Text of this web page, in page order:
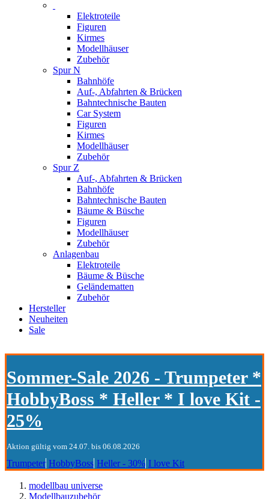
Elektroteile
Figuren
Kirmes
Modellhäuser
Zubehör
Spur N
Bahnhöfe
Auf-, Abfahrten & Brücken
Bahntechnische Bauten
Car System
Figuren
Kirmes
Modellhäuser
Zubehör
Spur Z
Auf-, Abfahrten & Brücken
Bahnhöfe
Bahntechnische Bauten
Bäume & Büsche
Figuren
Modellhäuser
Zubehör
Anlagenbau
Elektroteile
Bäume & Büsche
Geländematten
Zubehör
Hersteller
Neuheiten
Sale
Sommer-Sale 2026 - Trumpeter *
HobbyBoss * Heller * I love Kit -
25%
Aktion gültig vom 24.07. bis 06.08.2026
Trumpeter HobbyBoss Heller - 30% I love Kit
modellbau universe
Modellbauzubehör